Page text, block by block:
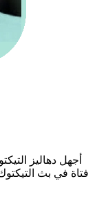
فتاة في بث